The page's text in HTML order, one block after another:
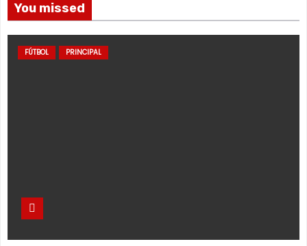
You missed
FÚTBOL PRINCIPAL